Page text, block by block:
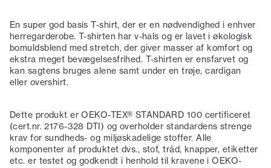
En super god basis T-shirt, der er en nødvendighed i enhver
herregarderobe. T-shirten har v-hals og er lavet i økologisk
bomuldsblend med stretch, der giver masser af komfort og
ekstra meget bevægelsesfrihed. T-shirten er ensfarvet og
kan sagtens bruges alene samt under en trøje, cardigan
eller overshirt.
Dette produkt er OEKO-TEX® STANDARD 100 certificeret
(cert.nr. 2176-328 DTI) og overholder standardens strenge
krav for sundheds- og miljøskadelige stoffer. Alle
komponenter af produktet dvs., stof, tråd, knapper, etiketter
etc. er testet og godkendt i henhold til kravene i OEKO-